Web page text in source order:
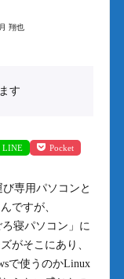
翔也
す
LINE Pocket
専用パソコンと
ですが、
寝パソコン」に
がそこにあり、
で使うのかLinux